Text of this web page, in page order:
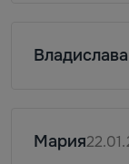
Мария